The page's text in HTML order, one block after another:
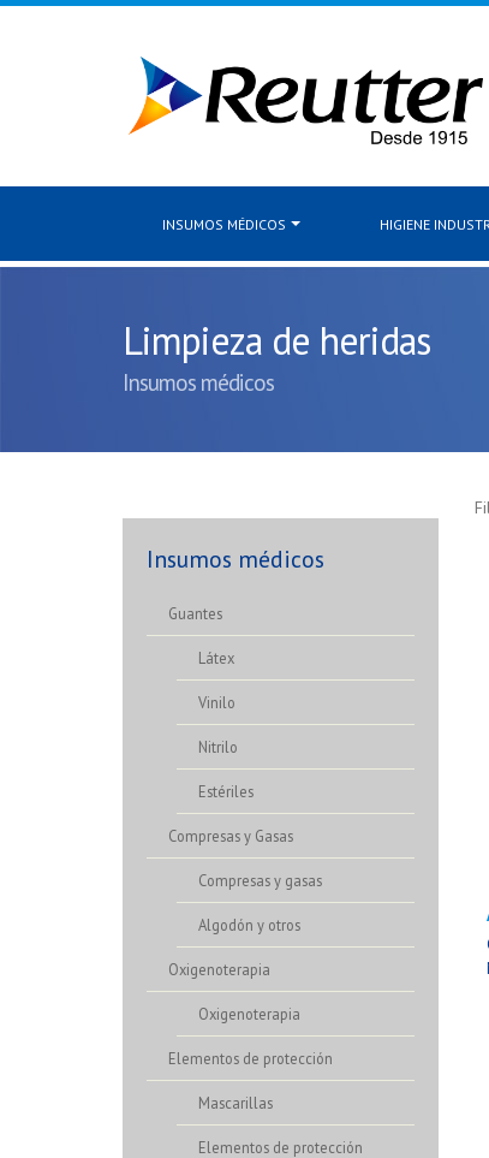
INSUMOS MÉDICOS HIGIENE
Limpieza de heridas
Insumos médicos
Insumos médicos
Guantes
Látex
Vinilo
Nitrilo
Estériles
Compresas y Gasas
Compresas y gasas
Algodón y otros
Oxigenoterapia
Oxigenoterapia
Elementos de protección
Mascarillas
Elementos de protección